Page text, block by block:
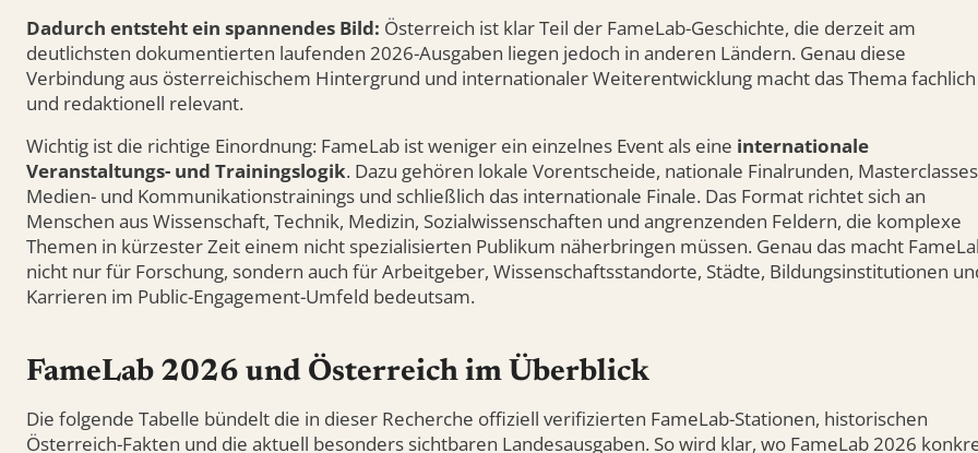
Dadurch entsteht ein spannendes Bild: Österreich ist klar Teil der FameLab-Geschichte, die derzeit am
deutlichsten dokumentierten laufenden 2026-Ausgaben liegen jedoch in anderen Ländern. Genau diese
Verbindung aus österreichischem Hintergrund und internationaler Weiterentwicklung macht das Thema fachlich
und redaktionell relevant.
Wichtig ist die richtige Einordnung: FameLab ist weniger ein einzelnes Event als eine internationale
Veranstaltungs- und Trainingslogik. Dazu gehören lokale Vorentscheide, nationale Finalrunden,
Medien- und Kommunikationstrainings und schließlich das internationale Finale. Das Format richtet sich an
Menschen aus Wissenschaft, Technik, Medizin, Sozialwissenschaften und angrenzenden Feldern, die komplexe
Themen in kürzester Zeit einem nicht spezialisierten Publikum näherbringen müssen. Genau das macht
nicht nur für Forschung, sondern auch für Arbeitgeber, Wissenschaftsstandorte, Städte, Bildungsinstitutionen
Karrieren im Public-Engagement-Umfeld bedeutsam.
FameLab 2026 und Österreich im Überblick
Die folgende Tabelle bündelt die in dieser Recherche offiziell verifizierten FameLab-Stationen, historischen
Österreich-Fakten und die aktuell besonders sichtbaren Landesausgaben. So wird klar, wo FameLab 2026